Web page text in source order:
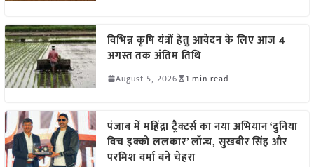
विभिन्न कृषि यंत्रों हेतु आवेदन के लिए आज 4
अगस्त तक अंतिम तिथि
August 5, 2026 1 min read
पंजाब में महिंद्रा ट्रैक्टर्स का नया अभियान ‘दुनिया
विच इक्को ललकार’ लॉन्च, सुखबीर सिंह और
परमिश वर्मा बने चेहरा